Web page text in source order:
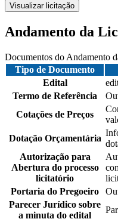
Visualizar licitação
Andamento da
Documentos do Andamento
Tipo de Documento
Edital
Termo de Referência
Cotações de Preços
Dotação Orçamentária
Autorização para
Abertura do processo
licitatório
Portaria do Pregoeiro
Parecer Jurídico sobre
a minuta do edital